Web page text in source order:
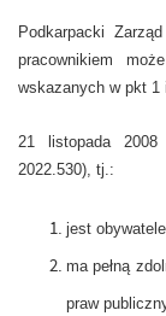
Podkarpacki
pracownikiem
wskazanych w pkt 1
21 listopada
2022.530), tj.:
jest
ma pełną
praw